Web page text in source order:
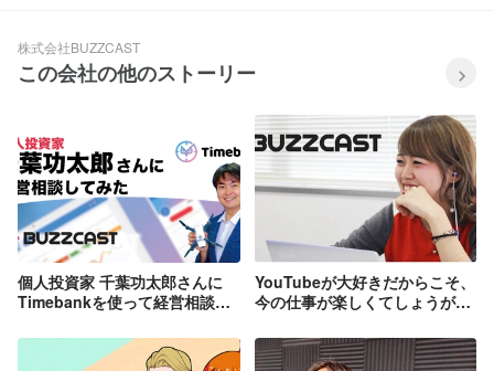
株式会社BUZZCAST
この会社の他のストーリー
個人投資家 千葉功太郎さんに
Timebankを使って経営相談！
YouTubeが大好きだからこそ、
今の仕事が楽しくてしょうがな